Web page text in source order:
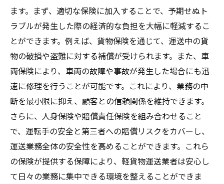
軽貨物運送業者が陥りやすい保険の盲点
リスク管理のために知っておくべき保険情
報
千葉県での保険選びを成功させるためのガ
イドライン
ビジネスの安心を支える千葉県での軽貨物保険
の選び方
軽貨物運送ビジネスの成長を支える保険
千葉県でおすすめの保険プラン紹介
適切な保険選びがビジネスの成否を分ける
長期的な視点での保険選びの重要性
ます。まず、適切な保険に加入することで、予期せぬト
ラブルが発生した際の経済的な負担を大幅に軽減するこ
とができます。例えば、貨物保険を通じて、運送中の貨
物の破損や盗難に対する補償が受けられます。また、車
両保険により、車両の故障や事故が発生した場合にも迅
速に修理を行うことが可能です。これにより、業務の中
断を最小限に抑え、顧客との信頼関係を維持できます。
さらに、人身保険や賠償責任保険を組み合わせること
で、運転手の安全と第三者への賠償リスクをカバーし、
運送業務全体の安全性を高めることができます。これら
の保険が提供する保障により、軽貨物運送業者は安心し
て日々の業務に集中できる環境を整えることができま